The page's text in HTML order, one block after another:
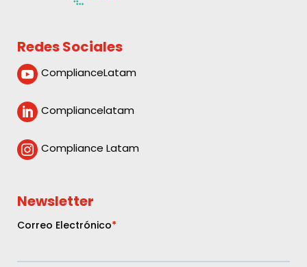
Redes Sociales
 ComplianceLatam
 Compliancelatam
 Compliance Latam
Newsletter